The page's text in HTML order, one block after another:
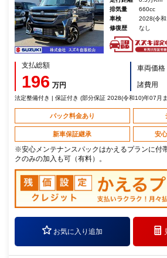
排気量
660cc
車検
2028(令
修復歴
なし
支払総額
196 万円
車両価格
諸費用
法定整備付き | 保証付き (部分保証 2028(令和10)年07月
パック料金あり
新車保証継承 安
※安心メンテナンスパックはかえるプランに付
クのみの加入も可（有料）。
お気に入り追加